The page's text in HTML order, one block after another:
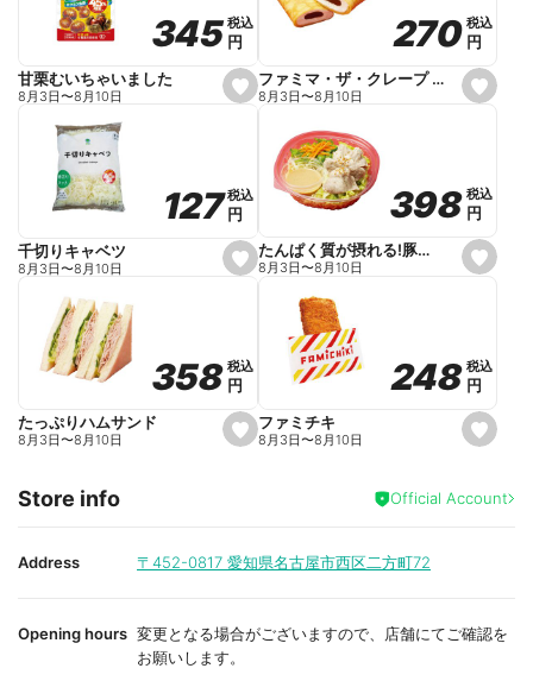
s
e
o
r
i
e
345
345税込
税込
円
円
甘栗むいちゃいました
8月3日〜8月10日
s
e
o
r
i
e
270
270 税込
税込
円
円
ファミマ・ザ・クレープ 生チョコ
8月3日〜8月10日
s
e
o
r
i
e
127
127税込
税込
円
円
千切りキャベツ
8月3日〜8月10日
s
e
o
r
i
e
398
398 税込
税込
円
円
たんぱく質が摂れる!豚しゃぶのパスタサラダ
8月3日〜8月10日
s
e
i
t
358
358税込
税込
円
円
たっぷりハムサンド
8月3日〜8月10日
s
e
a
248
248 税込
税込
円
円
ファミチキ
8月3日〜8月10日
Store info Official Account
Address 〒452-0817 愛知県名古屋市西区二方町72
Opening hours 変更となる場合がございますので、店舗にてご確認を
お願いします。